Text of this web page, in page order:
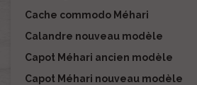
Cache commodo Méhari
Calandre nouveau modèle
Capot Méhari ancien modèle
Capot Méhari nouveau modèle